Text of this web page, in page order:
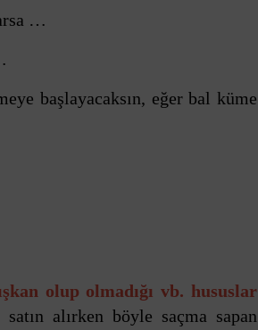
…
başlayacaksın, eğer bal küme
olup olmadığı vb. hususlar
alırken böyle saçma sapan